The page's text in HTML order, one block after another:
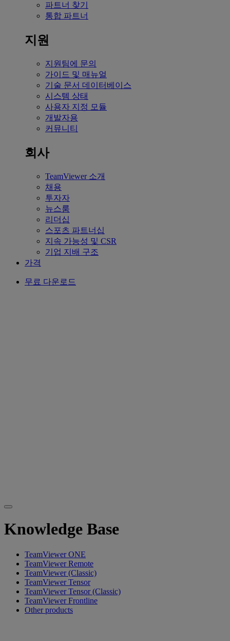
파트너 찾기
통합 파트너
지원
지원팀에 문의
가이드 및 매뉴얼
기술 문서 데이터베이스
시스템 상태
사용자 지정 모듈
개발자용
커뮤니티
회사
TeamViewer 소개
채용
투자자
뉴스룸
리더십
스포츠 파트너십
지속 가능성 및 CSR
기업 지배 구조
가격
무료 다운로드
Knowledge Base
TeamViewer ONE
TeamViewer Remote
TeamViewer (Classic)
TeamViewer Tensor
TeamViewer Tensor (Classic)
TeamViewer Frontline
Other products